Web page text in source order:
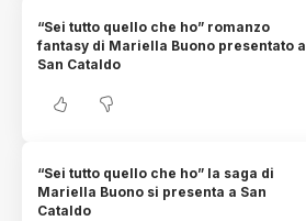
“Sei tutto quello che ho” romanzo
fantasy di Mariella Buono presentato a
San Cataldo
“Sei tutto quello che ho” la saga di
Mariella Buono si presenta a San
Cataldo